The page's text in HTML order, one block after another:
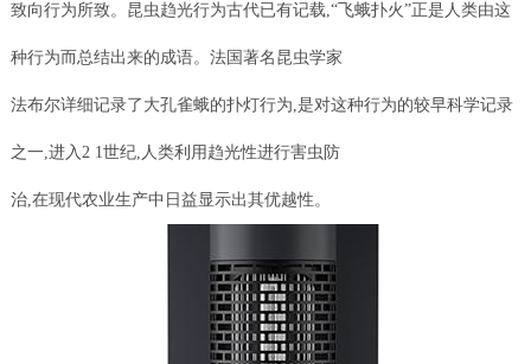
致向行为所致。昆虫趋光行为古代已有记载,“飞蛾扑火”正是人类由这
种行为而总结出来的成语。法国著名昆虫学家
法布尔详细记录了大孔雀蛾的扑灯行为,是对这种行为的较早科学记录
之一,进入2 1世纪,人类利用趋光性进行害虫防
治,在现代农业生产中日益显示出其优越性。